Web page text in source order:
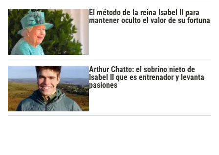
El método de la reina Isabel II para
mantener oculto el valor de su fortuna
Arthur Chatto: el sobrino nieto de
Isabel II que es entrenador y levanta
pasiones